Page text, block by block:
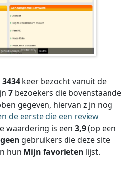
3434 keer bezocht vanuit de
7 bezoekers die bovenstaande
gegeven, hiervan zijn nog
de eerste die een review
waardering is een 3,9(op een
geen gebruikers die deze site
hun Mijn favorieten lijst.